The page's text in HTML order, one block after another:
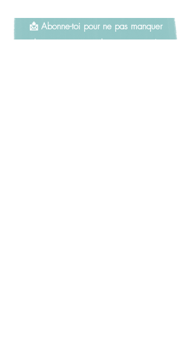
📩 Abonne-toi pour ne pas manquer
les nouveautés et les promotions!